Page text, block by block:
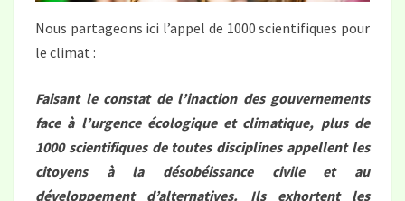
Nous partageons ici l’appel de 1000 scientifiques pour
le climat :
Faisant le constat de l’inaction des gouvernements
face à l’urgence écologique et climatique, plus de
1000 scientifiques de toutes disciplines appellent les
citoyens à la désobéissance civile et au
développement d’alternatives. Ils exhortent les